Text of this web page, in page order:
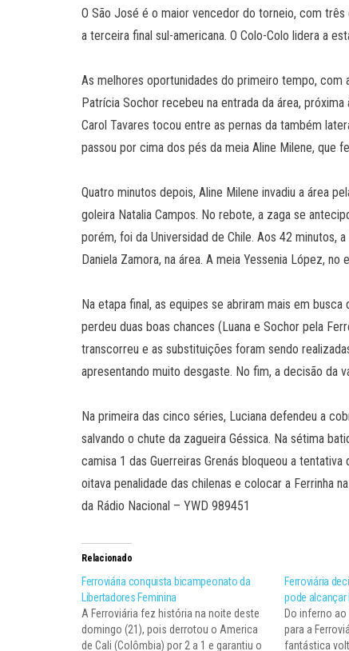
O São José é o maior vencedor do torneio, com
a terceira final sul-americana. O Colo-Colo lidera a
As melhores oportunidades do primeiro tempo, com
Patrícia Sochor recebeu na entrada da área,
Carol Tavares tocou entre as pernas da também
passou por cima dos pés da meia Aline Milene, que
Quatro minutos depois, Aline Milene invadiu a área
goleira Natalia Campos. No rebote, a zaga se
porém, foi da Universidad de Chile. Aos 42 minutos,
Daniela Zamora, na área. A meia Yessenia López,
Na etapa final, as equipes se abriram mais em
perdeu duas boas chances (Luana e Sochor pela
transcorreu e as substituições foram sendo
apresentando muito desgaste. No fim, a decisão da
Na primeira das cinco séries, Luciana defendeu a
salvando o chute da zagueira Géssica. Na sétima
camisa 1 das Guerreiras Grenás bloqueou a
oitava penalidade das chilenas e colocar a Ferrinha
da Rádio Nacional – YWD 989451
Relacionado
Ferroviária conquista bicampeonato da
Libertadores Feminina
A Ferroviária fez história na noite deste
domingo (21), pois derrotou o America
de Cali (Colômbia) por 2 a 1 e garantiu o
Ferroviária
pode
Do inferno
para a
fantástica